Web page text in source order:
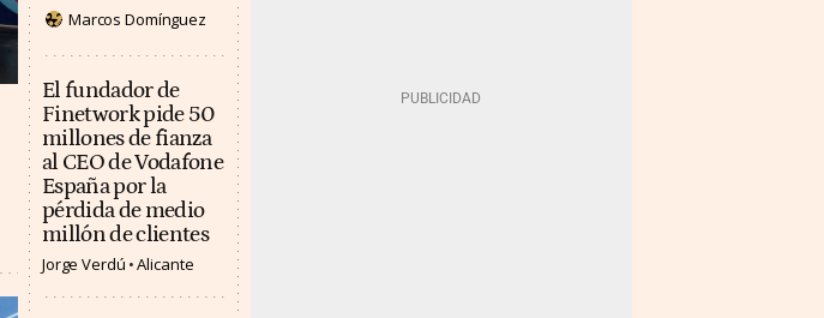
Marcos Domínguez
El fundador de
Finetwork pide 50
millones de fianza
al CEO de Vodafone
España por la
pérdida de medio
millón de clientes
Jorge Verdú Alicante